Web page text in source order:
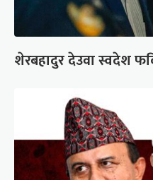
शेरबहादुर देउवा स्वदेश